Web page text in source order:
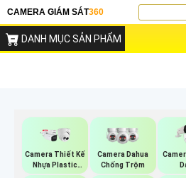
CAMERA GIÁM SÁT360
DANH MỤC SẢN PHẨM
Camera Thiết Kế
Nhựa Plastic
Dahua
Camera Dahua
Chống Trộm